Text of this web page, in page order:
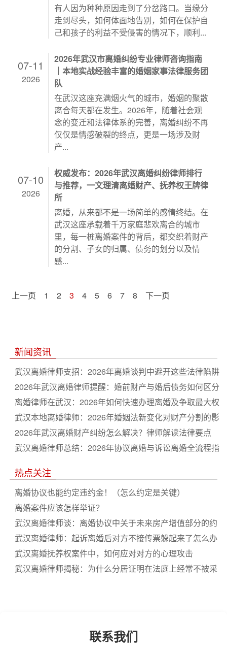
有人因为种种原因走到了分岔路口。当缘分
走到尽头，如何体面地告别，如何在保护自
己和孩子的利益不受侵害的情况下，顺利...
07-11
2026
2026年武汉市离婚纠纷专业律师咨询指南
｜本地实战经验丰富的婚姻家事法律服务团
队
在武汉这座充满烟火气的城市，婚姻的聚散
离合每天都在发生。2026年，随着社会观
念的变迁和法律体系的完善，离婚纠纷不再
仅仅是情感破裂的终点，更是一场涉及财
产...
07-10
2026
权威发布：2026年武汉离婚纠纷律师排行
与推荐，一文理清离婚财产、抚养权王牌律
所
离婚，从来都不是一场简单的感情终结。在
武汉这座承载着千万家庭悲欢离合的城市
里，每一桩离婚案件的背后，都交织着财产
的分割、子女的归属、债务的划分以及情
感...
上一页 1 2 3 4 5 6 7 8 下一页
新闻资讯
武汉离婚律师支招：2026年离婚谈判中避开这些法律陷阱
2026年武汉离婚律师提醒：婚前财产与婚后债务如何区分
离婚律师在武汉：2026年如何快速办理离婚及争取最大权
益
武汉本地离婚律师：2026年婚姻法新变化对财产分割的影
响
2026年武汉离婚财产纠纷怎么解决？律师解读法律要点
武汉离婚律师总结：2026年协议离婚与诉讼离婚全流程指
热点关注
离婚协议也能约定违约金！（怎么约定是关键）
离婚案件应该怎样举证？
武汉离婚律师谈：离婚协议中关于未来房产增值部分的约
定
武汉离婚律师：起诉离婚后对方不接传票躲起来了怎么办
武汉离婚抚养权案件中，如何应对对方的心理攻击
武汉离婚律师揭秘：为什么分居证明在法庭上经常不被采
联系我们